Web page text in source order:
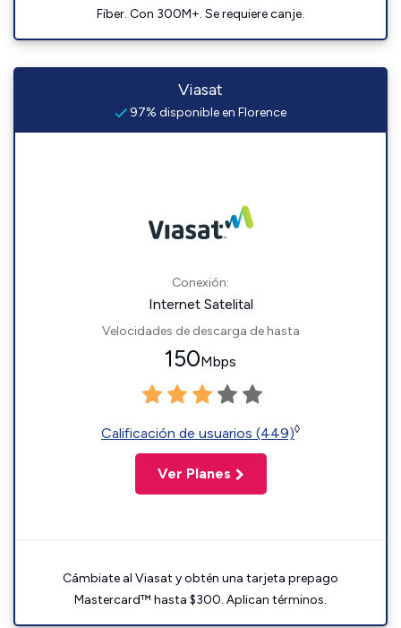
Fiber. Con 300M+. Se requiere canje.
Viasat
97% disponible en Florence
Conexión:
Internet Satelital
Velocidades de descarga de hasta
150Mbps
Calificación de usuarios (449)◊
Ver Planes
Cámbiate al Viasat y obtén una tarjeta prepago
Mastercard™ hasta $300. Aplican términos.